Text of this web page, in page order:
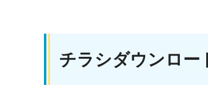
チラシダウンロー